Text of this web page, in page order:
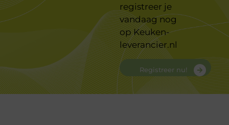
registreer je
vandaag nog
opKeuken-
leverancier.nl
Registreer nu!